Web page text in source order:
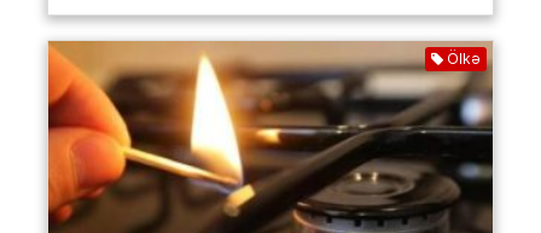
Ölkə